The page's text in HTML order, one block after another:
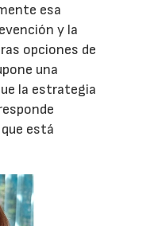
esa
y la
opciones de
una
la estrategia
está